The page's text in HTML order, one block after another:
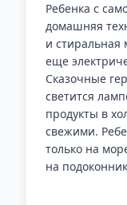
Ребенка с
домашняя
и стиральная
еще
Сказочные
светится
продукты в
свежими.
только на
на